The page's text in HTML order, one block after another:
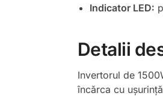
Indicator LED:
Detalii
Invertorul de
încărca cu